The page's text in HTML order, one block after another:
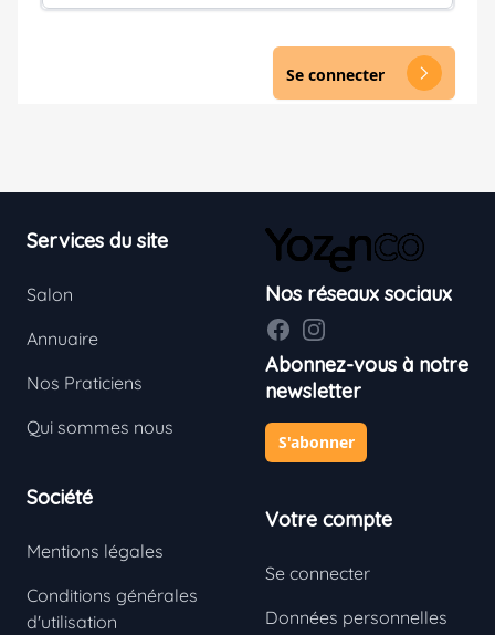
Se connecter arrow_forward_ios
Services du site
Salon
Annuaire
Nos Praticiens
Qui sommes nous
Société
Mentions légales
Conditions générales
d'utilisation
Nos réseaux sociaux
FacebookInstagram
Abonnez-vous à notre
newsletter
S'abonner
Votre compte
Se connecter
Données personnelles